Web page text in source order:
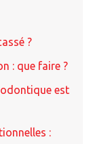
?
: que faire ?
est
: